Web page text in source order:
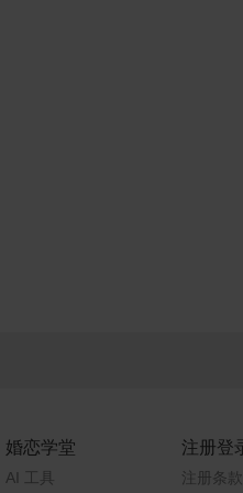
婚恋学堂
AI 工具
注册登
注册条款